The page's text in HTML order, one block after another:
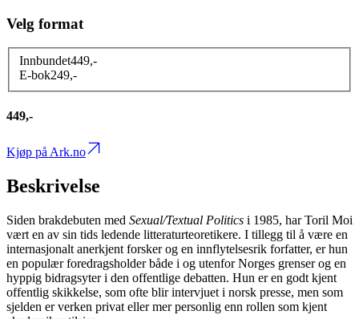
Velg format
Innbundet449,-
E-bok249,-
449,-
Kjøp på Ark.no
Beskrivelse
Siden brakdebuten med Sexual/Textual Politics i 1985, har Toril Moi
vært en av sin tids ledende litteraturteoretikere. I tillegg til å være en
internasjonalt anerkjent forsker og en innflytelsesrik forfatter, er hun
en populær foredragsholder både i og utenfor Norges grenser og en
hyppig bidragsyter i den offentlige debatten. Hun er en godt kjent
offentlig skikkelse, som ofte blir intervjuet i norsk presse, men som
sjelden er verken privat eller mer personlig enn rollen som kjent